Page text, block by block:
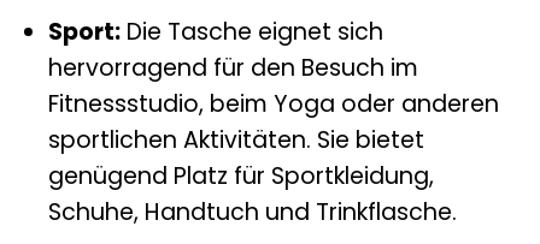
Sport:Die Tasche eignet sich
hervorragend für den Besuch im
Fitnessstudio, beim Yoga oder anderen
sportlichen Aktivitäten. Sie bietet
genügend Platz für Sportkleidung,
Schuhe, Handtuch und Trinkflasche.